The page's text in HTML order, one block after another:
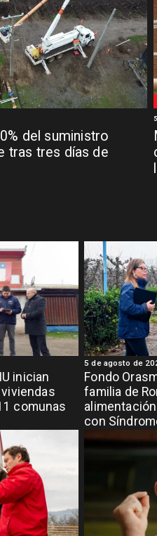
del suministro
tras tres días de
inician
comunas
Fondo
familia de
con
5 de agosto de